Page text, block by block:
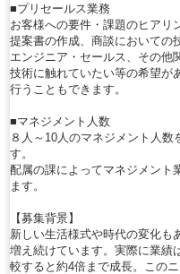
■プリセールス業務
お客様への要件・課題のヒアリ
提案書の作成、商談においての
エンジニア・セールス、その他
技術に触れていたい等の希望が
行うこともできます。
■マネジメント人数
８人～10人のマネジメント人数
す
配属の課によってマネジメント
ます。
【募集背景】
新しい生活様式や時代の変化も
増え続けています。実際に業績
較すると約4倍まで成長。この